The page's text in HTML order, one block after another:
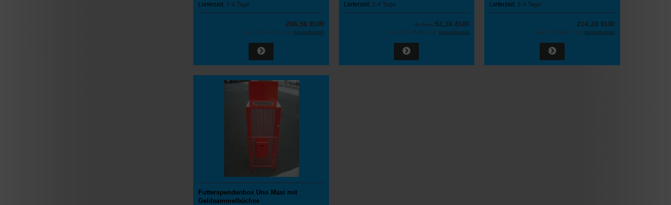
Lieferzeit: 3-4 Tage
266,56 EUR
inkl. 19 % MwSt. zzgl. Versandkosten
Lieferzeit: 3-4 Tage
Ihr Preis 52,36 EUR
inkl. 19 % MwSt. zzgl.Versandkosten
Lieferzeit: 3-4 Tage
214,20 EUR
inkl. 19 % MwSt. zzgl. Versandkosten
Futterspendenbox Uno Maxi mit
Geldsammelbüchse